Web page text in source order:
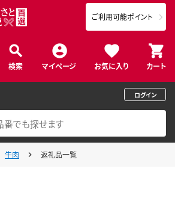
検索 マイページ お気に入り カート
ご利用可能ポイント
ログイン
牛肉 返礼品一覧